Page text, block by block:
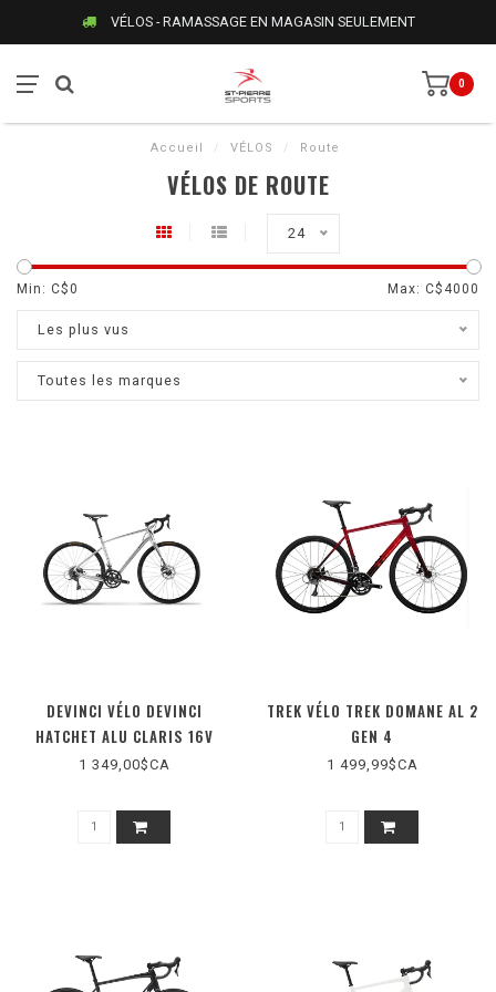
VÉLOS - RAMASSAGE EN MAGASIN SEULEMENT
0
Accueil / VÉLOS / Route
VÉLOS DE ROUTE
24
Min: C$0 Max: C$ 4000
Les plus vus
Toutes les marques
DEVINCI VÉLO DEVINCI
HATCHET ALU CLARIS 16V
1 349,00$CA
TREK VÉLO TREK DOMANE AL 2
GEN 4
1 499,99$CA